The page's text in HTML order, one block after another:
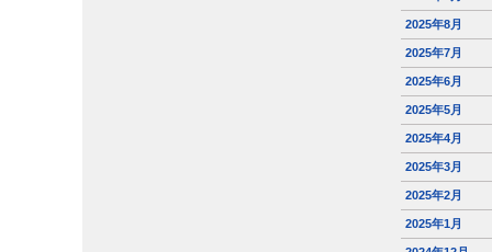
2025年8月
2025年7月
2025年6月
2025年5月
2025年4月
2025年3月
2025年2月
2025年1月